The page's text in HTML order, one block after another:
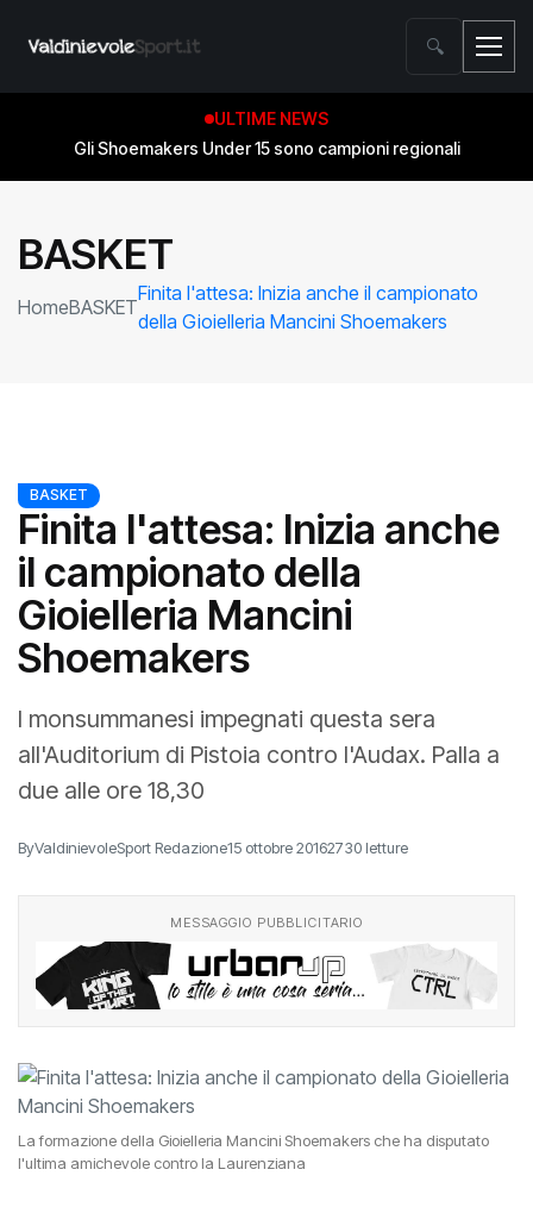
🔍
ULTIME NEWS
Gli Shoemakers Under 15 sono campioni regionali
BASKET
HomeBASKET
Finita l'attesa: Inizia anche il campionato
della Gioielleria Mancini Shoemakers
BASKET
Finita l'attesa: Inizia anche
il campionato della
Gioielleria Mancini
Shoemakers
I monsummanesi impegnati questa sera
all'Auditorium di Pistoia contro l'Audax. Palla a
due alle ore 18,30
ByValdinievoleSport Redazione15 ottobre 20162730 letture
MESSAGGIO PUBBLICITARIO
La formazione della Gioielleria Mancini Shoemakers che ha disputato
l'ultima amichevole contro la Laurenziana